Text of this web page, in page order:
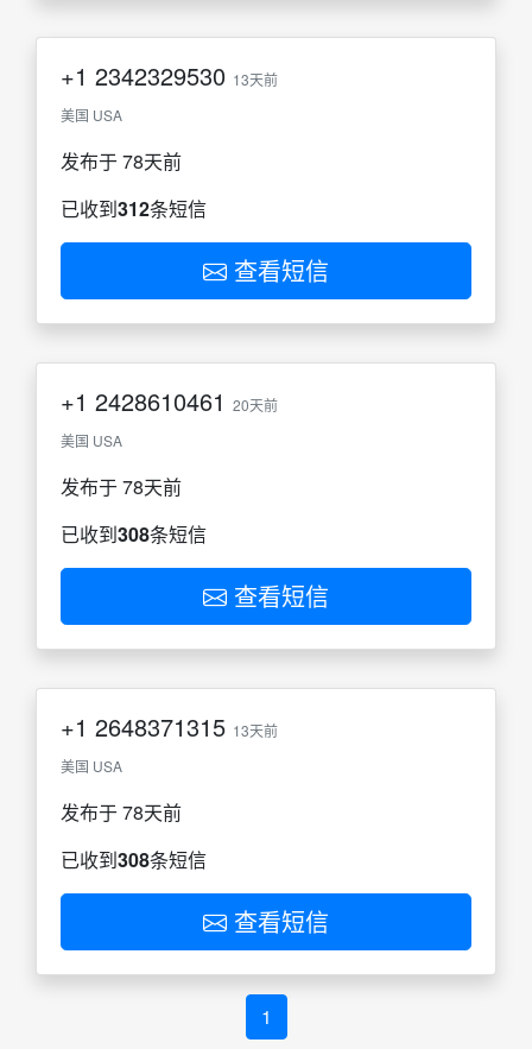
+1 2342329530 13天前
美国 USA
发布于 78天前
已收到312条短信
查看短信
+1 2428610461 20天前
美国 USA
发布于 78天前
已收到308条短信
查看短信
+1 2648371315 13天前
美国 USA
发布于 78天前
已收到308条短信
查看短信
1